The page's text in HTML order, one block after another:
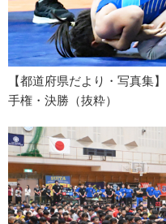
【都道府県だより・写真集
手権・決勝（抜粋）